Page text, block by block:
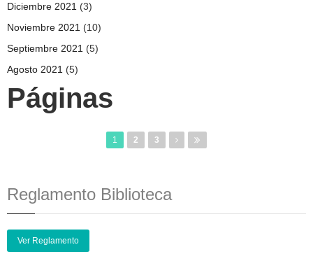
Diciembre 2021 (3)
Noviembre 2021 (10)
Septiembre 2021 (5)
Agosto 2021 (5)
Páginas
1 2 3
Reglamento Biblioteca
Ver Reglamento